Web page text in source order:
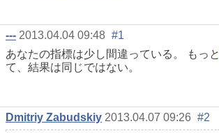
--- 2013.04.04 09:48 #1
あなたの指標は少し間違っている。 もっと
て、結果は同じではない。
Dmitriy Zabudskiy 2013.04.07 09:26 #2